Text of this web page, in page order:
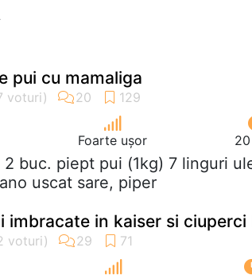
pui cu mamaliga
Foarte ușor
2 buc. piept pui (1kg) 7 linguri
uscat sare, piper
imbracate in kaiser si